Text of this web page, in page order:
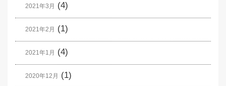
2021年3月 (4)
2021年2月 (1)
2021年1月 (4)
2020年12月 (1)